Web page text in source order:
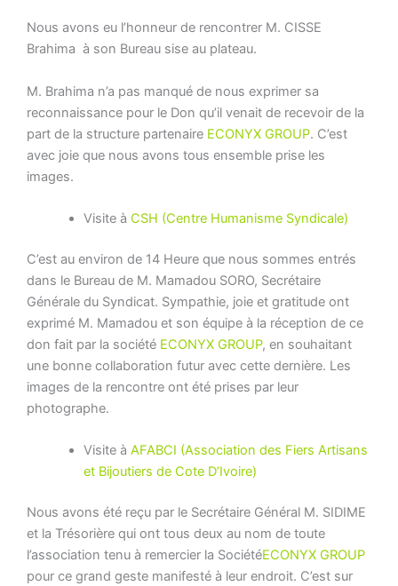
Nous avons eu l’honneur de rencontrer M. CISSE
Brahima à son Bureau sise au plateau.
M. Brahima n’a pas manqué de nous exprimer sa
reconnaissance pour le Don qu’il venait de recevoir de la
part de la structure partenaire ECONYX GROUP. C’est
avec joie que nous avons tous ensemble prise les
images.
Visite à CSH (Centre Humanisme Syndicale)
C’est au environ de 14 Heure que nous sommes entrés
dans le Bureau de M. Mamadou SORO, Secrétaire
Générale du Syndicat. Sympathie, joie et gratitude ont
exprimé M. Mamadou et son équipe à la réception de ce
don fait par la société ECONYX GROUP, en souhaitant
une bonne collaboration futur avec cette dernière. Les
images de la rencontre ont été prises par leur
photographe.
Visite à AFABCI (Association des Fiers Artisans
et Bijoutiers de Cote D’Ivoire)
Nous avons été reçu par le Secrétaire Général M. SIDIME
et la Trésorière qui ont tous deux au nom de toute
l’association tenu à remercier la SociétéECONYX GROUP
pour ce grand geste manifesté à leur endroit. C’est sur